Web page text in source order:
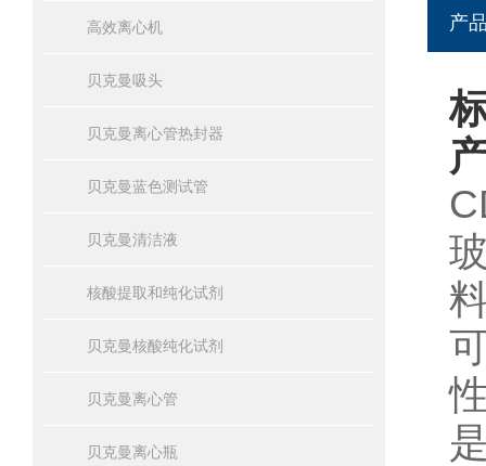
高效离心机
贝克曼吸头
贝克曼离心管热封器
贝克曼蓝色测试管
贝克曼清洁液
核酸提取和纯化试剂
贝克曼核酸纯化试剂
贝克曼离心管
贝克曼离心瓶
产